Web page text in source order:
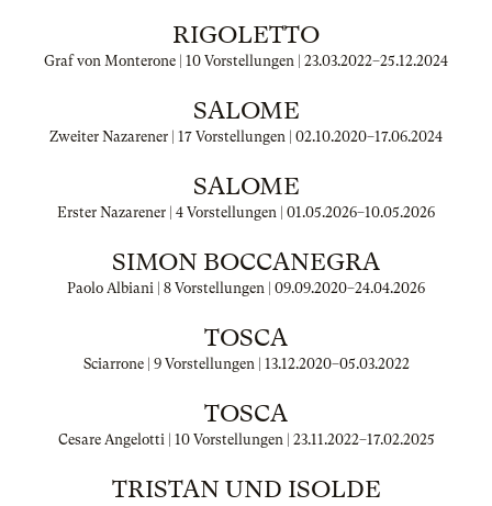
RIGOLETTO
Graf von Monterone | 10 Vorstellungen | 23.03.2022–25.12.2024
SALOME
Zweiter Nazarener | 17 Vorstellungen | 02.10.2020–17.06.2024
SALOME
Erster Nazarener | 4 Vorstellungen | 01.05.2026–10.05.2026
SIMON BOCCANEGRA
Paolo Albiani | 8 Vorstellungen | 09.09.2020–24.04.2026
TOSCA
Sciarrone | 9 Vorstellungen | 13.12.2020–05.03.2022
TOSCA
Cesare Angelotti | 10 Vorstellungen | 23.11.2022–17.02.2025
TRISTAN UND ISOLDE